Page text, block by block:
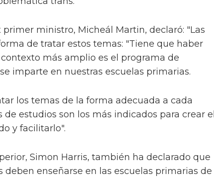
primer ministro, Micheál Martin, declaró: "Las
de tratar estos temas: "Tiene que haber
más amplio es el programa de
imparte en nuestras escuelas primarias.
los temas de la forma adecuada a cada
de estudios son los más indicados para crear el
y facilitarlo".
Simon Harris, también ha declarado que
deben enseñarse en las escuelas primarias de